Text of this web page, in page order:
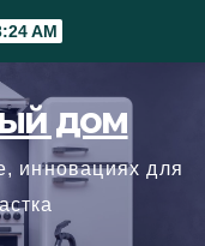
AM
дом
инновациях для